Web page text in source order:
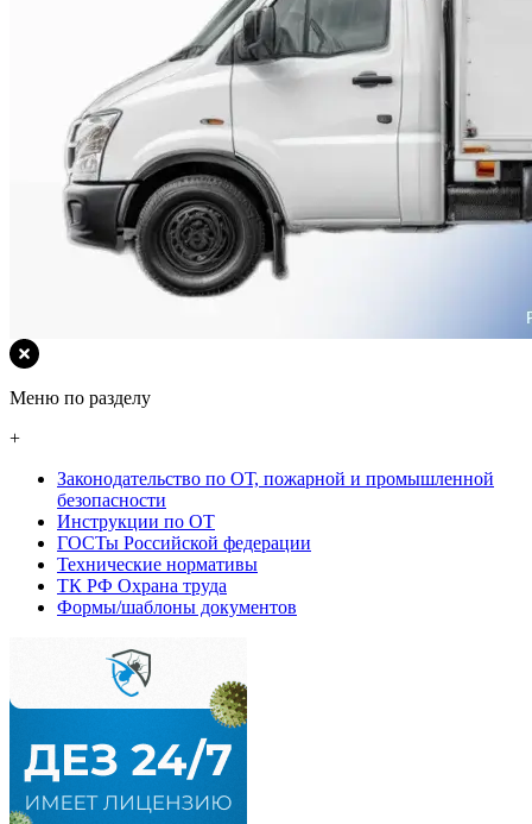
Меню по разделу
+
Законодательство по ОТ, пожарной и промышленной
безопасности
Инструкции по ОТ
ГОСТы Российской федерации
Технические нормативы
ТК РФ Охрана труда
Формы/шаблоны документов